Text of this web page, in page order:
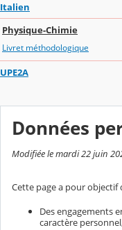
Italien
Physique-Chimie
Livret méthodologique
UPE2A
Données
Modifiée le mardi 22 juin
Cette page a pour objectif
Des engagements
caractère